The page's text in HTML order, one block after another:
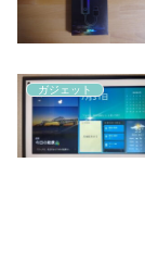
ガジェット